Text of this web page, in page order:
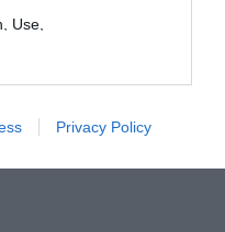
Use,
of my
with the
Privacy Policy